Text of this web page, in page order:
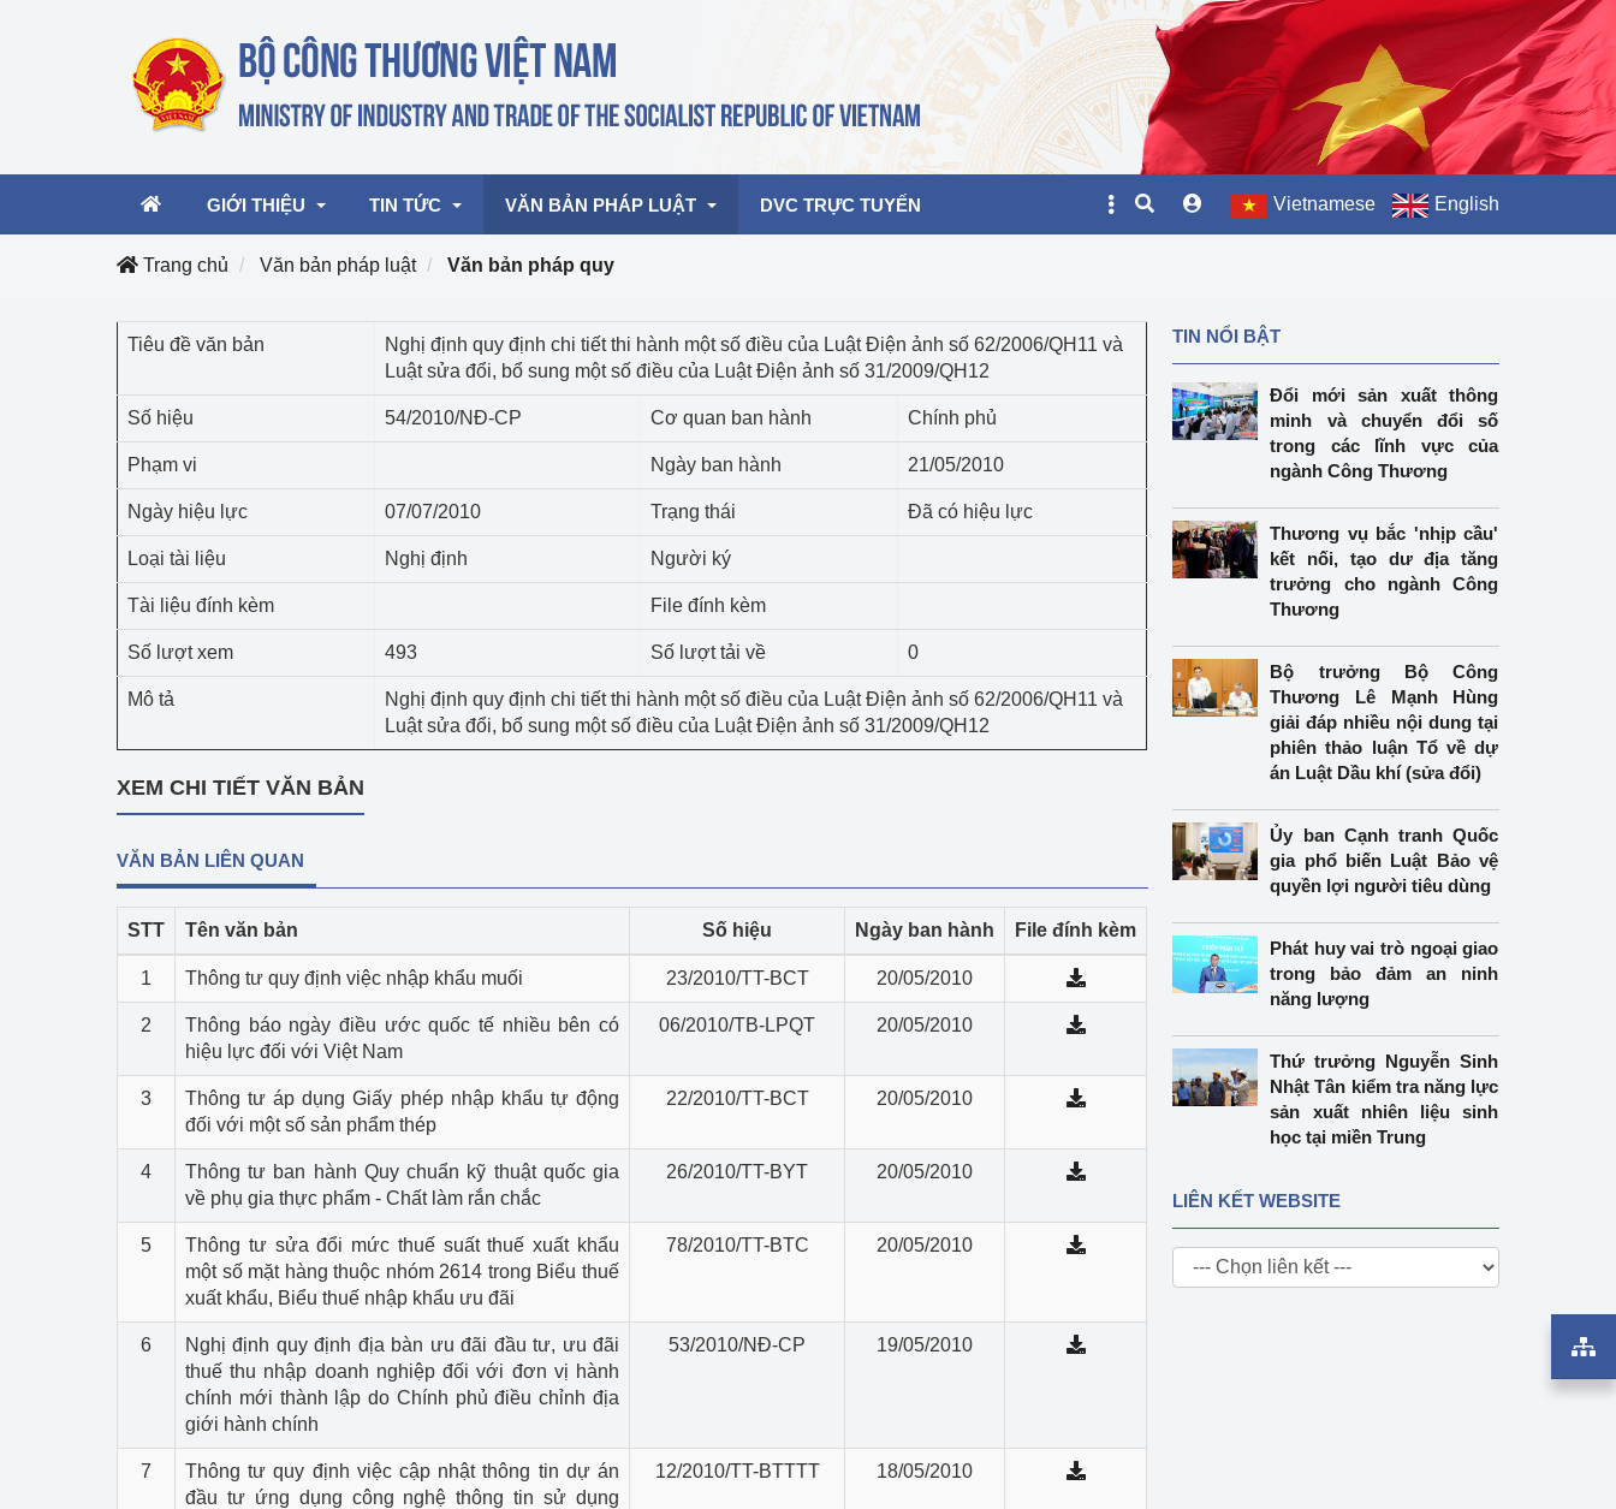
GIỚI THIỆU
Lãnh đạo Bộ
TIN TỨC
Hoạt động
Hoạt động của lãnh đạo Đảng, Nhà
nước
Hoạt động của Lãnh đạo Bộ
Giải thưởng Công nghiệp, Thương
mại, Dịch vụ Việt Nam 2026
Hoạt động của Bộ trưởng
Công Thương - Công luận
Thông cáo báo chí
Lịch sử phát triển
Bản tin Thị trường Nông Lâm Thủy sản
Phát triển bền vững
động thuộc thẩm quyền quản lý của
Tổ chức được cấp GCN đăng ký, hoạt
làm việc ở môi trường không có nguy
Cơ sở sản xuất, sửa chữa chai chứa
Tổ chức huấn luyện, bồi dưỡng
Tái cơ cấu ngành Công Thương
Quản lý thị trường
Sử dụng năng lượng tiết kiệm và
hiệu quả
Hiệu quả năng lượng
Khoa học, công nghệ và đổi mới sáng
tạo
Thông báo
Bảo vệ môi trường Video bảo vệ môi trường
Văn bản về môi trường
Doanh nghiệp - Người dân
Khu vực miền Trung
Thị trường nước ngoàiHiệp định EVFTA
VĂN BẢN PHÁP LUẬT
Văn bản pháp quy
Văn bản điều hành
Văn bản hợp nhất
DVC TRỰC TUYẾN Vietnamese English
Trang chủ Văn bản pháp luật Văn bản pháp quy
Tiêu đề văn bản
Nghị định quy định chi tiết thi hành một số điều của Luật Điện ảnh số 62/2006/QH11 và
Luật sửa đổi, bổ sung một số điều của Luật Điện ảnh số 31/2009/QH12
Số hiệu 54/2010/NĐ-CP Cơ quan ban hành Chính phủ
Phạm vi Ngày ban hành 21/05/2010
Ngày hiệu lực 07/07/2010 Trạng thái Đã có hiệu lực
Loại tài liệu Nghị định Người ký
Tài liệu đính kèm File đính kèm
Số lượt xem 493 Số lượt tải về 0
Mô tả
Nghị định quy định chi tiết thi hành một số điều của Luật Điện ảnh số 62/2006/QH11 và
Luật sửa đổi, bổ sung một số điều của Luật Điện ảnh số 31/2009/QH12
XEM CHI TIẾT VĂN BẢN
VĂN BẢN LIÊN QUAN
STT Tên văn bản Số hiệu Ngày ban hành File đính kèm
1 Thông tư quy định việc nhập khẩu muối 23/2010/TT-BCT 20/05/2010
2
Thông báo ngày điều ước quốc tế nhiều bên có
hiệu lực đối với Việt Nam
06/2010/TB-LPQT 20/05/2010
3
Thông tư áp dụng Giấy phép nhập khẩu tự động
đối với một số sản phẩm thép
22/2010/TT-BCT 20/05/2010
4
Thông tư ban hành Quy chuẩn kỹ thuật quốc gia
về phụ gia thực phẩm - Chất làm rắn chắc
26/2010/TT-BYT 20/05/2010
5
Thông tư sửa đổi mức thuế suất thuế xuất khẩu
một số mặt hàng thuộc nhóm 2614 trong Biểu thuế
xuất khẩu, Biểu thuế nhập khẩu ưu đãi
78/2010/TT-BTC 20/05/2010
6
Nghị định quy định địa bàn ưu đãi đầu tư, ưu đãi
thuế thu nhập doanh nghiệp đối với đơn vị hành
chính mới thành lập do Chính phủ điều chỉnh địa
giới hành chính
53/2010/NĐ-CP 19/05/2010
7
Thông tư quy định việc cập nhật thông tin dự án
đầu tư ứng dụng công nghệ thông tin sử dụng
12/2010/TT-BTTTT 18/05/2010
TIN NỔI BẬT
Đổi mới sản xuất thông
minh và chuyển đổi số
trong các lĩnh vực của
ngành Công Thương
Thương vụ bắc 'nhịp cầu'
kết nối, tạo dư địa tăng
trưởng cho ngành Công
Thương
Bộ trưởng Bộ Công
Thương Lê Mạnh Hùng
giải đáp nhiều nội dung tại
phiên thảo luận Tổ về dự
án Luật Dầu khí (sửa đổi)
Ủy ban Cạnh tranh Quốc
gia phổ biến Luật Bảo vệ
quyền lợi người tiêu dùng
Phát huy vai trò ngoại giao
trong bảo đảm an ninh
năng lượng
Thứ trưởng Nguyễn Sinh
Nhật Tân kiểm tra năng lực
sản xuất nhiên liệu sinh
học tại miền Trung
LIÊN KẾT WEBSITE